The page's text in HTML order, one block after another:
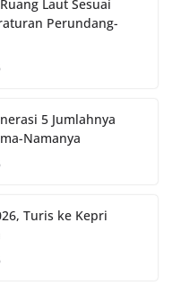
Laut Sesuai
Perundang-
5 Jumlahnya
Namanya
Turis ke Kepri